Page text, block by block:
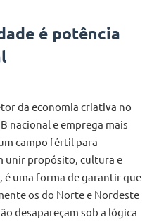
é potência
da economia criativa no
nacional e emprega mais
campo fértil para
unir propósito, cultura e
é uma forma de garantir que
os do Norte e Nordeste
desapareçam sob a lógica